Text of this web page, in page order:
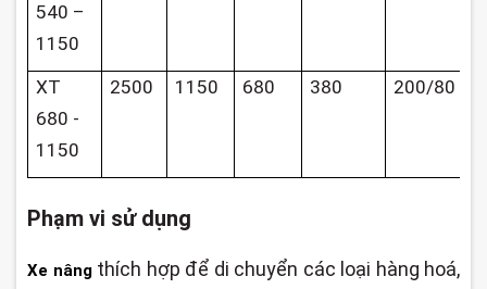
540 –
1150
XT
680 -
1150
2500 1150 680 380 200/80
Phạm vi sử dụng
Xe nângthích hợp để di chuyển các loại hàng hoá,